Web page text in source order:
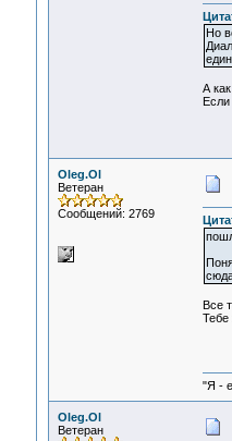
Но
А
Oleg.Ol
Ветеран
Сообщений: 2769
Все
Тебе
"Я -
Oleg.Ol
Ветеран